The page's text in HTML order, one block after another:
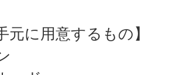
元に用意するもの】